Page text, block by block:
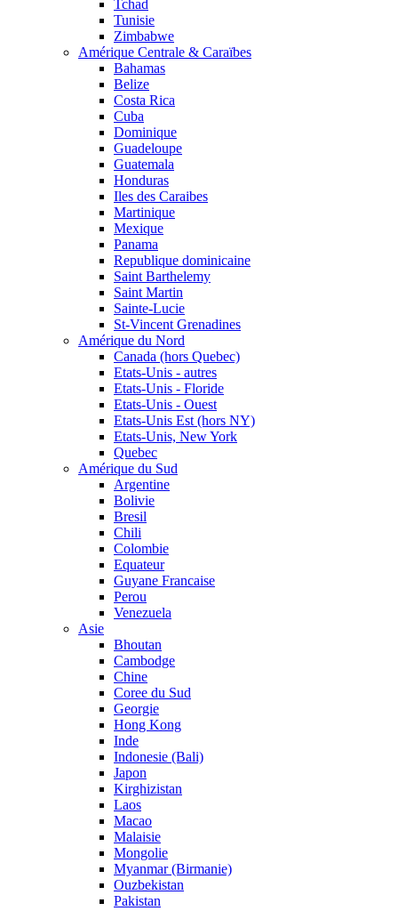
Tchad
Tunisie
Zimbabwe
Amérique Centrale & Caraïbes
Bahamas
Belize
Costa Rica
Cuba
Dominique
Guadeloupe
Guatemala
Honduras
Iles des Caraibes
Martinique
Mexique
Panama
Republique dominicaine
Saint Barthelemy
Saint Martin
Sainte-Lucie
St-Vincent Grenadines
Amérique du Nord
Canada (hors Quebec)
Etats-Unis - autres
Etats-Unis - Floride
Etats-Unis - Ouest
Etats-Unis Est (hors NY)
Etats-Unis, New York
Quebec
Amérique du Sud
Argentine
Bolivie
Bresil
Chili
Colombie
Equateur
Guyane Francaise
Perou
Venezuela
Asie
Bhoutan
Cambodge
Chine
Coree du Sud
Georgie
Hong Kong
Inde
Indonesie (Bali)
Japon
Kirghizistan
Laos
Macao
Malaisie
Mongolie
Myanmar (Birmanie)
Ouzbekistan
Pakistan